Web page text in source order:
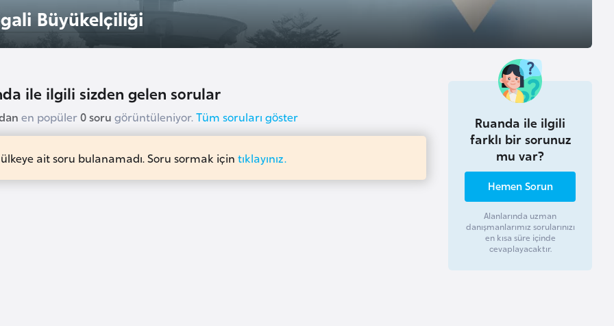
Büyükelçiliği
ile ilgili sizden gelen sorular
en popüler0 soru görüntüleniyor.Tüm soruları göster
ait soru bulanamadı. Soru sormak için tıklayınız.
Ruanda ile ilgili
farklı bir sorunuz
mu var?
Hemen Sorun
Alanlarında uzman
danışmanlarımız sorularınızı
en kısa süre içinde
cevaplayacaktır.